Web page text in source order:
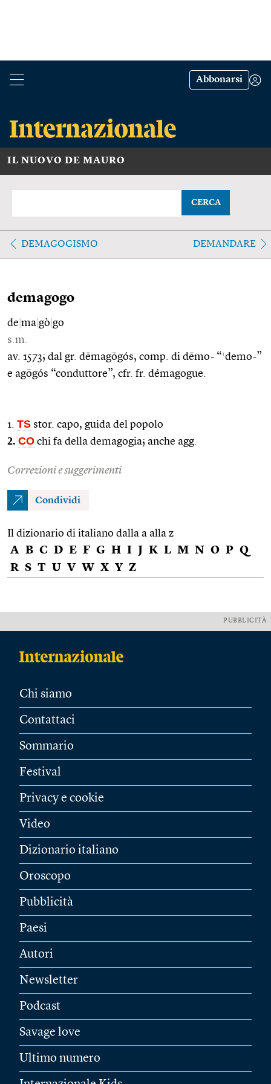
Abbonarsi
IL NUOVO DE MAURO
CERCA
DEMAGOGISMO DEMANDARE
demagogo
de ma gò go
s.m.
av. 1573; dal gr. dēmagōgós, comp. di dēmo- “1demo-”
e agōgós “conduttore”, cfr. fr. démagogue.
1. TS stor. capo, guida del popolo
2. CO chi fa della demagogia; anche agg.
Correzioni e suggerimenti
Condividi
Il dizionario di italiano dalla a alla z
A B C D E F G H I J K L M N O P Q
R S T U V W X Y Z
PUBBLICITÀ
Chi siamo
Contattaci
Sommario
Festival
Privacy e cookie
Video
Dizionario italiano
Oroscopo
Pubblicità
Paesi
Autori
Newsletter
Podcast
Savage love
Ultimo numero